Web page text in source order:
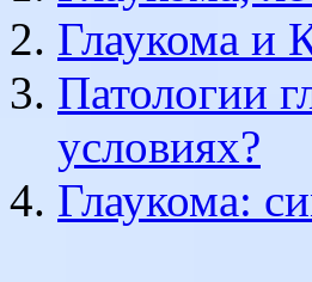
Глаукома и
Патологии
условиях?
Глаукома: